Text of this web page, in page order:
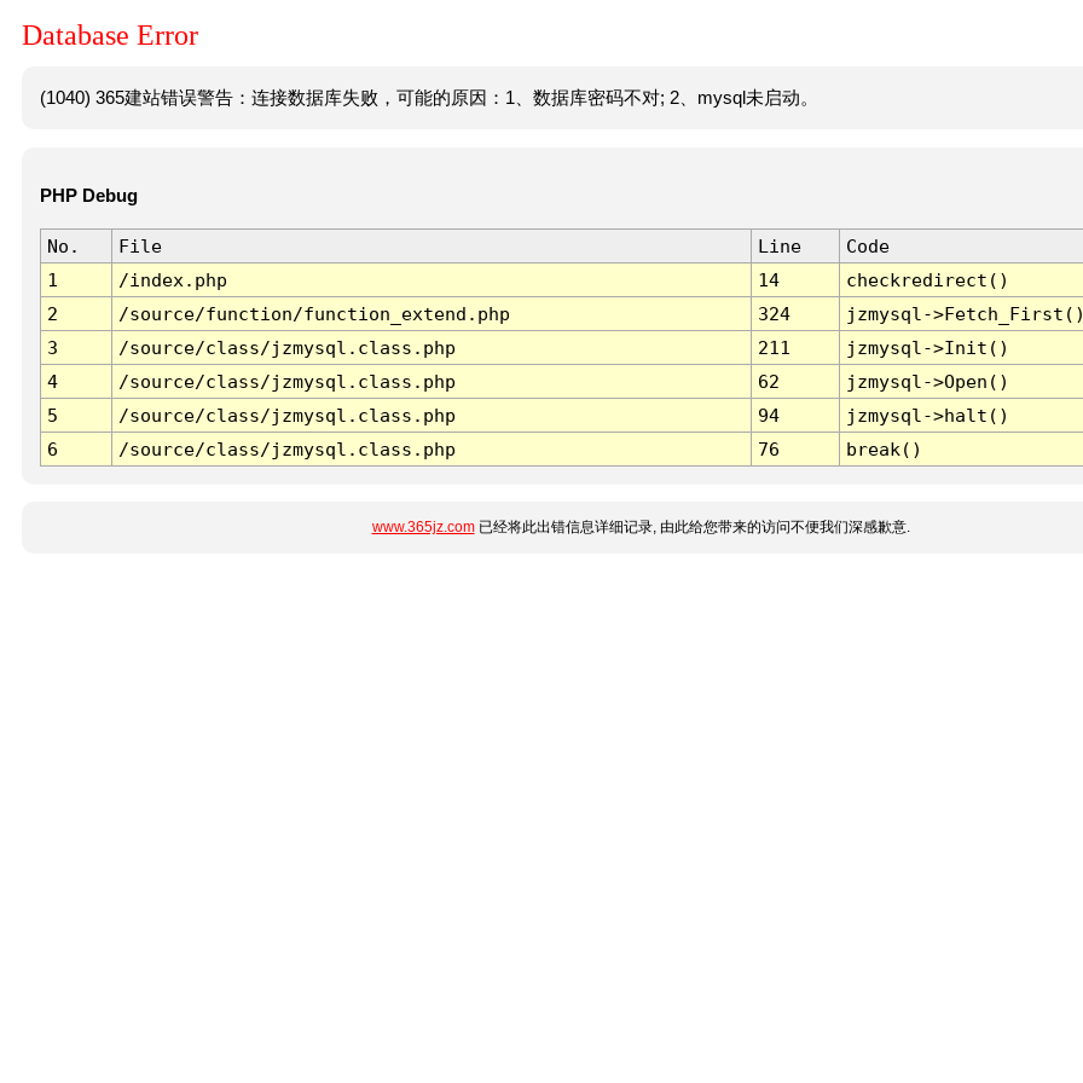
Database Error
(1040) 365建站错误警告：连接数据库失败，可能的原因：1、数据库密码不对; 2、mysql未启动。
PHP Debug
No. File Line
Code
1
/index.php 14
checkredirect()
2
/source/function/function_extend.php 324
jzmysql-
3
/source/class/jzmysql.class.php 211
jzmysql->Init()
4
/source/class/jzmysql.class.php 62
jzmysql->Open()
5
/source/class/jzmysql.class.php 94
jzmysql->halt()
6
/source/class/jzmysql.class.php 76 break()
www.365jz.com已经将此出错信息详细记录, 由此给您带来的访问不便我们深感歉意.